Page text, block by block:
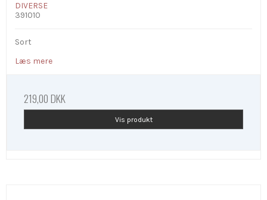
DIVERSE
391010
Sort
Læs mere
219,00 DKK
Vis produkt